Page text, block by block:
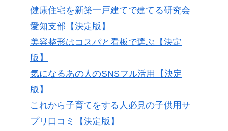
健康住宅を新築一戸建てで建てる研究会
愛知支部【決定版】
美容整形はコスパと看板で選ぶ【決定
版】
気になるあの人のSNSフル活用【決定
版】
これから子育てをする人必見の子供用サ
プリ口コミ【決定版】